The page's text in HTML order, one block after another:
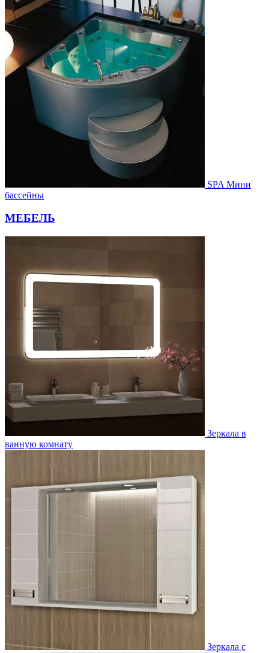
SPA Мини
бассейны
МЕБЕЛЬ
Зеркала в
ванную комнату
Зеркала с